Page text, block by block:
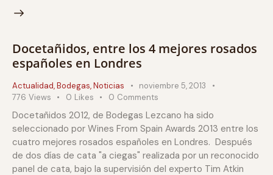
Docetañidos, entre los 4 mejores rosados
españoles en Londres
Actualidad,Bodegas,Noticias
noviembre 5, 2013
776 Views 0 Likes 0 Comments
Docetañidos 2012, de Bodegas Lezcano ha sido
seleccionado por Wines From Spain Awards 2013 entre los
cuatro mejores rosados españoles en Londres. Después
de dos días de cata "a ciegas" realizada por un reconocido
panel de cata, bajo la supervisión del experto Tim Atkin